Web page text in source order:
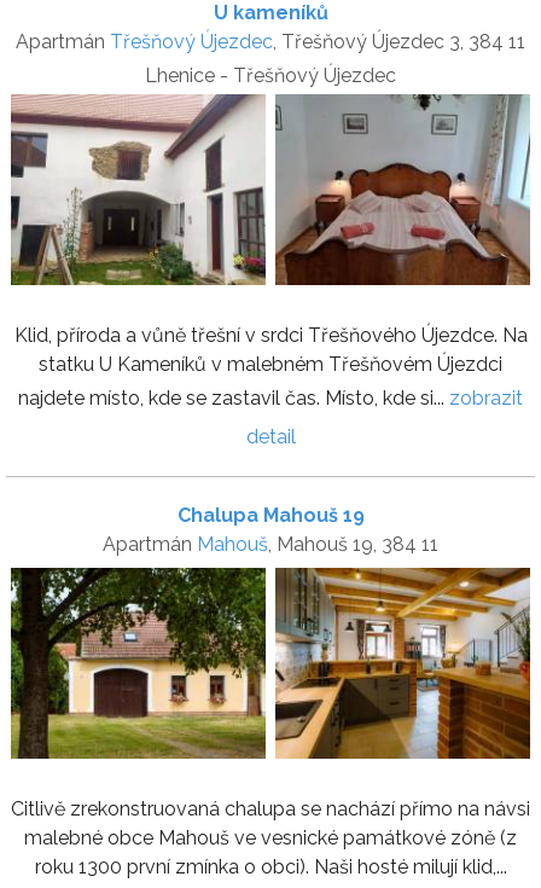
U kameníků
Apartmán Třešňový Újezdec, Třešňový Újezdec 3, 384 11
Lhenice - Třešňový Újezdec
Klid, příroda a vůně třešní v srdci Třešňového Újezdce. Na
statku U Kameníků v malebném Třešňovém Újezdci
najdete místo, kde se zastavil čas. Místo, kde si... zobrazit
detail
Chalupa Mahouš 19
Apartmán Mahouš, Mahouš 19, 384 11
Citlivě zrekonstruovaná chalupa se nachází přímo na návsi
malebné obce Mahouš ve vesnické památkové zóně (z
roku 1300 první zmínka o obci). Naši hosté milují klid,...